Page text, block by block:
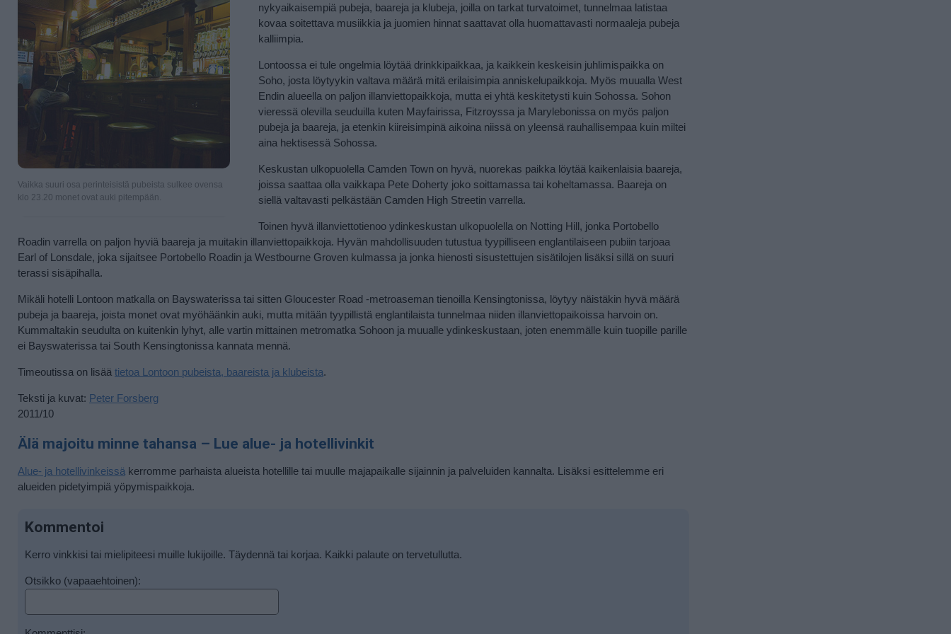
Vaikka suuri osa perinteisistä pubeista sulkee ovensa
klo 23.20 monet ovat auki pitempään.
nykyaikaisempiä pubeja, baareja ja klubeja, joilla on tarkat turvatoimet, tunnelmaa latistaa
kovaa soitettava musiikkia ja juomien hinnat saattavat olla huomattavasti normaaleja pubeja
kalliimpia.
Lontoossa ei tule ongelmia löytää drinkkipaikkaa, ja kaikkein keskeisin juhlimispaikka on
Soho, josta löytyykin valtava määrä mitä erilaisimpia anniskelupaikkoja. Myös muualla West
Endin alueella on paljon illanviettopaikkoja, mutta ei yhtä keskitetysti kuin Sohossa. Sohon
vieressä olevilla seuduilla kuten Mayfairissa, Fitzroyssa ja Marylebonissa on myös paljon
pubeja ja baareja, ja etenkin kiireisimpinä aikoina niissä on yleensä rauhallisempaa kuin miltei
aina hektisessä Sohossa.
Keskustan ulkopuolella Camden Town on hyvä, nuorekas paikka löytää kaikenlaisia baareja,
joissa saattaa olla vaikkapa Pete Doherty joko soittamassa tai koheltamassa. Baareja on
siellä valtavasti pelkästään Camden High Streetin varrella.
Toinen hyvä illanviettotienoo ydinkeskustan ulkopuolella on Notting Hill, jonka Portobello
Roadin varrella on paljon hyviä baareja ja muitakin illanviettopaikkoja. Hyvän mahdollisuuden tutustua tyypilliseen englantilaiseen pubiin tarjoaa
Earl of Lonsdale, joka sijaitsee Portobello Roadin ja Westbourne Groven kulmassa ja jonka hienosti sisustettujen sisätilojen lisäksi sillä on suuri
terassi sisäpihalla.
Mikäli hotelli Lontoon matkalla on Bayswaterissa tai sitten Gloucester Road -metroaseman tienoilla Kensingtonissa, löytyy näistäkin hyvä määrä
pubeja ja baareja, joista monet ovat myöhäänkin auki, mutta mitään tyypillistä englantilaista tunnelmaa niiden illanviettopaikoissa harvoin on.
Kummaltakin seudulta on kuitenkin lyhyt, alle vartin mittainen metromatka Sohoon ja muualle ydinkeskustaan, joten enemmälle kuin tuopille parille
ei Bayswaterissa tai South Kensingtonissa kannata mennä.
Timeoutissa on lisää tietoa Lontoon pubeista, baareista ja klubeista.
Teksti ja kuvat: Peter Forsberg
2011/10
Älä majoitu minne tahansa – Lue alue- ja hotellivinkit
Alue- ja hotellivinkeissä kerromme parhaista alueista hotellille tai muulle majapaikalle sijainnin ja palveluiden kannalta. Lisäksi esittelemme eri
alueiden pidetyimpiä yöpymispaikkoja.
Kommentoi
Kerro vinkkisi tai mielipiteesi muille lukijoille. Täydennä tai korjaa. Kaikki palaute on tervetullutta.
Otsikko (vapaaehtoinen):